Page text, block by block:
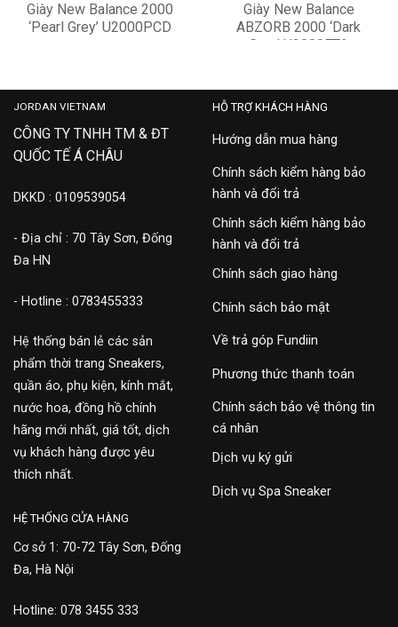
Giày New Balance 2000
‘Pearl Grey’ U2000PCD
Giày New Balance
ABZORB 2000 ‘Dark
Grey’ U2000ETA
JORDAN VIETNAM
CÔNG TY TNHH TM & ĐT
QUỐC TẾ Á CHÂU
DKKD : 0109539054
- Địa chỉ : 70 Tây Sơn, Đống
Đa HN
- Hotline : 0783455333
Hệ thống bán lẻ các sản
phẩm thời trang Sneakers,
quần áo, phụ kiện, kính mắt,
nước hoa, đồng hồ chính
hãng mới nhất, giá tốt, dịch
vụ khách hàng được yêu
thích nhất.
HỖ TRỢ KHÁCH HÀNG
Hướng dẫn mua hàng
Chính sách kiểm hàng bảo
hành và đổi trả
Chính sách kiểm hàng bảo
hành và đổi trả
Chính sách giao hàng
Chính sách bảo mật
Về trả góp Fundiin
Phương thức thanh toán
Chính sách bảo vệ thông tin
cá nhân
Dịch vụ ký gửi
Dịch vụ Spa Sneaker
HỆ THỐNG CỬA HÀNG
Cơ sở 1: 70-72 Tây Sơn, Đống
Đa, Hà Nội
Hotline: 078 3455 333